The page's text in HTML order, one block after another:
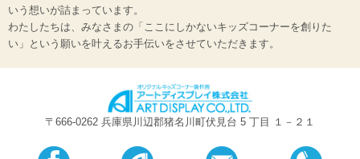
いう想いが詰まっています。
わたしたちは、みなさまの「ここにしかないキッズコーナーを創りた
い」という願いを叶えるお手伝いをさせていただきます。
〒666-0262 兵庫県川辺郡猪名川町伏見台 5 丁目 １－２１